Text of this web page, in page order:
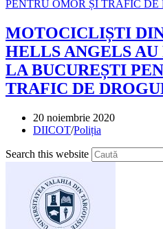
MOTOCICLIȘTI
HELLS ANGELS
LA BUCUREȘTI
TRAFIC DE
Post
published:
20 noiembrie 2020
Post
DIICOT/Poliția
Search this website